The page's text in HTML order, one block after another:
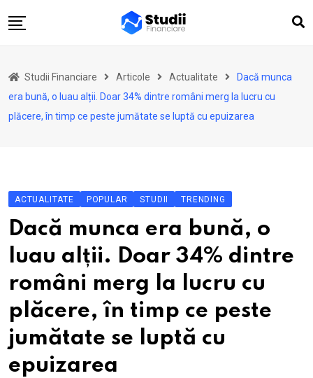
to
Actualitate
Investiții
Analize ASF
Studii Financiare Articole Actualitate
Dacă munca
era bună, o luau alții. Doar 34% dintre români merg la lucru cu
plăcere, în timp ce peste jumătate se luptă cu epuizarea
ACTUALITATE POPULAR STUDII TRENDING
Dacă munca era bună, o
luau alții. Doar 34% dintre
români merg la lucru cu
plăcere, în timp ce peste
jumătate se luptă cu
epuizarea